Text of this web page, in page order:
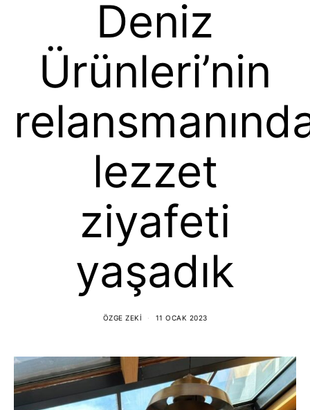
Deniz
Ürünleri’nin
lezzet
ziyafeti
yaşadık
ÖZGE ZEKI 11 OCAK 2023